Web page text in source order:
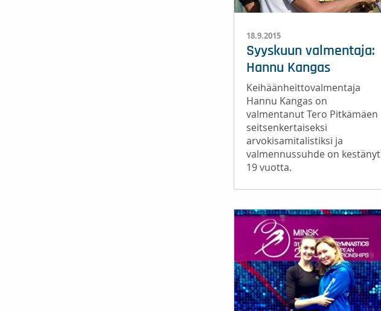
18.9.2015
Syyskuun valmentaja:
Hannu Kangas
Keihäänheittovalmentaja
Hannu Kangas on
valmentanut Tero Pitkämäen
seitsenkertaiseksi
arvokisamitalistiksi ja
valmennussuhde on kestänyt
19 vuotta.